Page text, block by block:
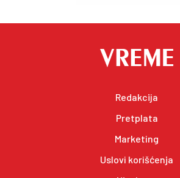
Redakcija
Pretplata
Marketing
Uslovi korišćenja